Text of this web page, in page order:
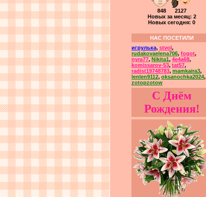
848 2127
Новых за месяц: 2
Новых сегодня: 0
НАС ПОСЕТИЛИ
игрулька, stvol ,
rudakovaelena706, fogot,
nyra77, Nikita1, 4e4a68,
komissarov-53, tat57,
radist19748783, mamkaira3,
lenlen9112, oksanochka2024,
zotopzotow
С Днём
Рождения!